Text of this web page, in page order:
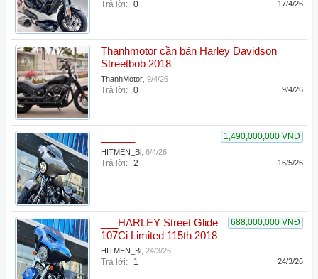
Trả lời: 0 17/4/26
Thanhmotor cần bán Harley Davidson
Streetbob 2018
ThanhMotor 9/4/26
Trả lời: 0 9/4/26
1,490,000,000 VNĐ
HITMEN_Bi 6/4/26
Trả lời: 2 16/5/26
688,000,000 VNĐ
___HARLEY Street Glide
107Ci Limited 115th 2018___
HITMEN_Bi 24/3/26
Trả lời: 1 24/3/26